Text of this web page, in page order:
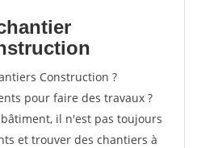
Construction ?
pour faire des travaux ?
il n'est pas toujours
et trouver des chantiers à